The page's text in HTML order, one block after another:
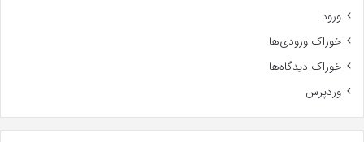
ورود
خوراک ورودی‌ها
خوراک دیدگاه‌ها
وردپرس